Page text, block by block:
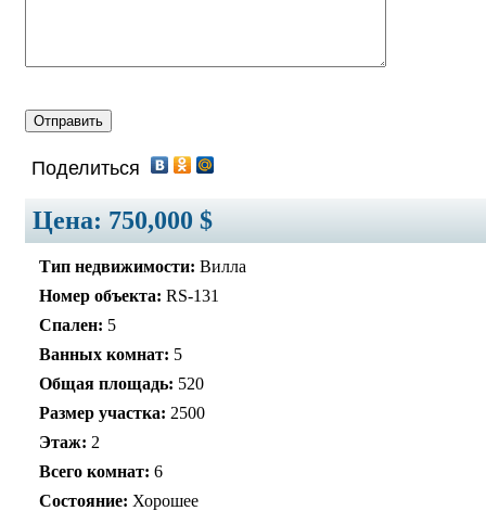
Поделиться
Цена: 750,000 $
Тип недвижимости: Вилла
Номер объекта: RS-131
Спален: 5
Ванных комнат: 5
Общая площадь: 520
Размер участка: 2500
Этаж: 2
Всего комнат: 6
Состояние: Хорошее